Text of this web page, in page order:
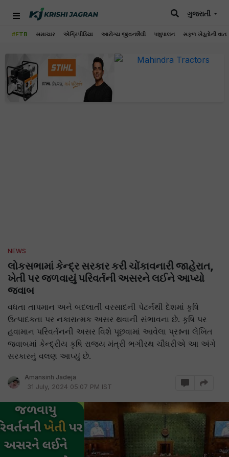
#FTB સમાચાર એગ્રિપીડિયા આરોગ્ય જીવનશૈલી પશુપાલન સફળ ખેડૂતોની વાત
ગુજરાતી
NEWS
લોકસભામાં કેન્દ્ર સરકાર કરી ચોંકાવનારી જાહેરાત,
ખેતી પર જળવાયું પરિવર્તની અસરને લઈને આપ્યો
જવાબ
વધતા તાપમાન અને બદલાતી વરસાદની પેટર્નથી દેશમાં કૃષિ
ઉત્પાદકતા પર નકારાત્મક અસર થવાની સંભાવના છે. કૃષિ પર
હવામાન પરિવર્તનની અસર વિશે પૂછવામાં આવેલા પ્રશ્નના લેખિત
જવાબમાં કેન્દ્રીય કૃષિ રાજ્ય મંત્રી ભગીરથ ચૌધરીએ આ અંગે
સરકારનું વલણ આપ્યું છે.
Amansinh Jadeja
31 July, 2024 05:07 PM IST